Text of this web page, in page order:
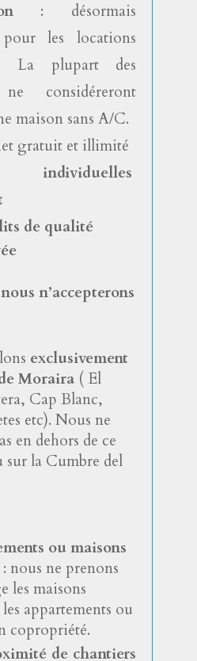
: désormais
les locations
La plupart des
ne considéreront
maison sans A/C.
gratuit et illimité
de qualité
n’accepterons
exclusivement
Moraira ( El
Cap Blanc,
etc). Nous ne
en dehors de ce
sur la Cumbre del
ou maisons
: nous ne prenons
les maisons
appartements ou
copropriété.
de chantiers